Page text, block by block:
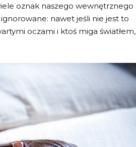
oznak naszego wewnętrznego
nawet jeśli nie jest to
oczami i ktoś miga światłem,